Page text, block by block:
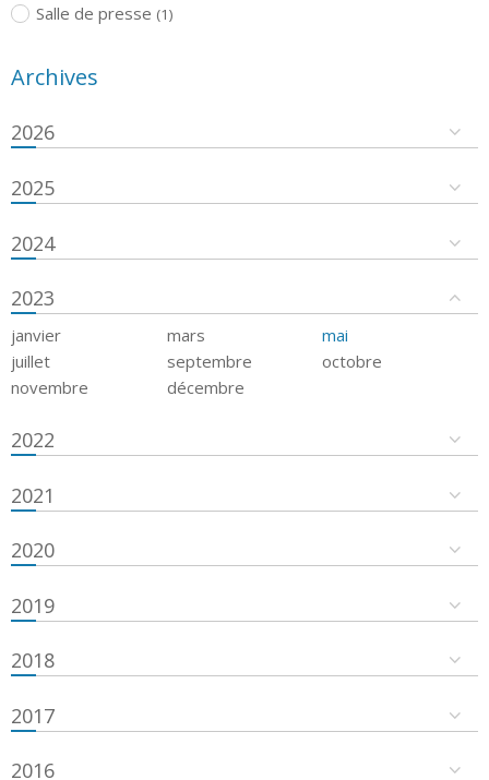
Salle de presse (1)
Archives
2026
2025
2024
2023
janvier mars
mai
juillet
septembre
octobre
novembre
décembre
2022
2021
2020
2019
2018
2017
2016